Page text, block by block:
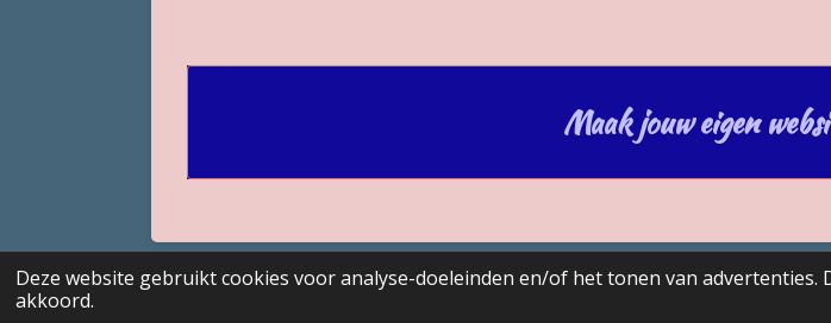
Deze website gebruikt cookies voor analyse-doeleinden en/of het tonen van
akkoord.
Maak jouw eigen
© 2017 - 2026 GENEALOGISCHE Bijdragen Marc Van Acker